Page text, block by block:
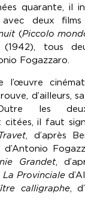
quarante, il
avec deux
(Piccolo
(1942), tous
Fogazzaro.
l’œuvre
d’ailleurs,
les
citées, il faut
, d’après
d’Antonio
Grandet,
La Provinciale
calligraphe,